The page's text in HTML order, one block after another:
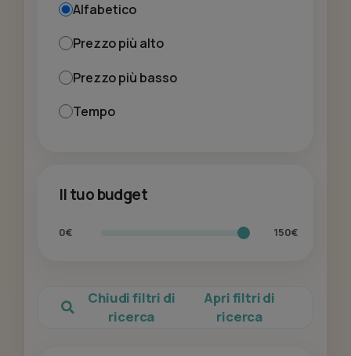
Alfabetico
Prezzo più alto
Prezzo più basso
Tempo
Il tuo budget
0€ 150€
Chiudi filtri di
ricerca
Apri filtri di
ricerca